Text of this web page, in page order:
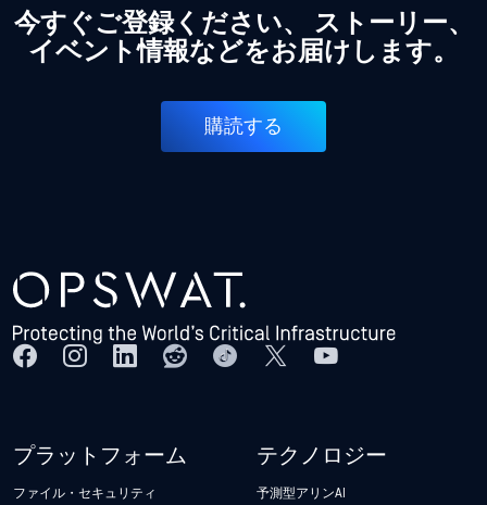
今すぐご登録ください、 ストーリー、
イベント情報などをお届けします。
購読する
プラットフォーム
ファイル・セキュリティ
テクノロジー
予測型アリンAI